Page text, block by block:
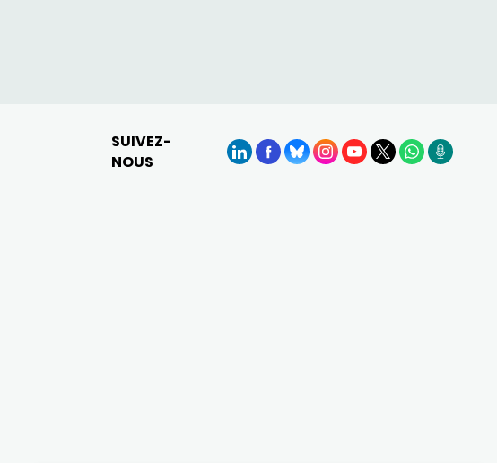
SUIVEZ-
NOUS
LinkedInFacebook
BlueSkyInstagram
YouTube
X WhatsApp
Podcasts